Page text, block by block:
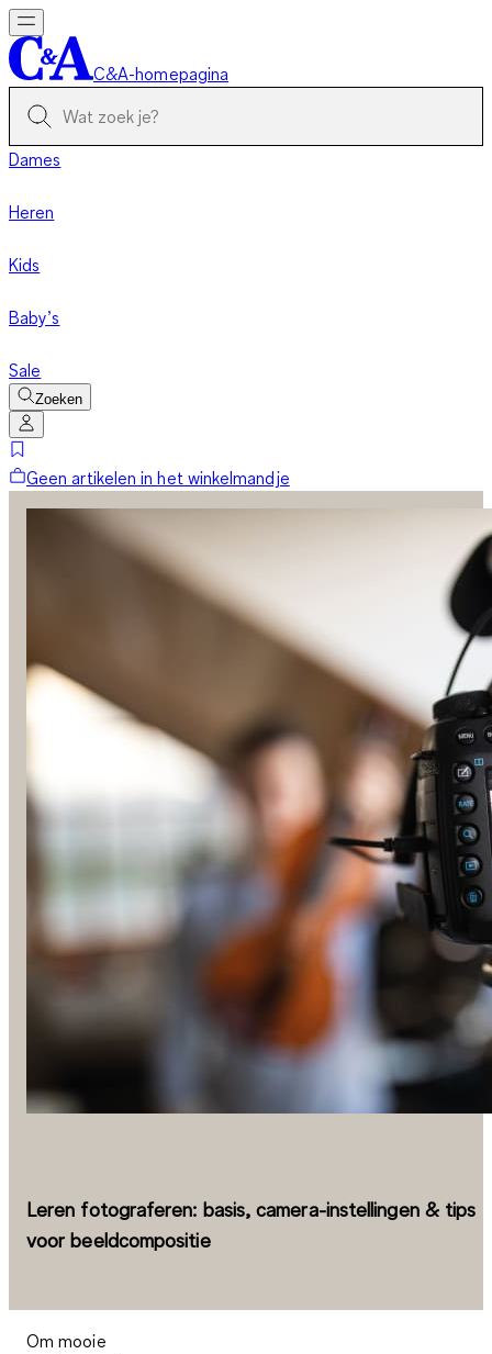
C&A-homepagina
Dames
Heren
Kids
Baby’s
Sale
Zoeken
Geen artikelen in het winkelmandje
Leren fotograferen: basis, camera-instellingen & tips
voor beeldcompositie
Om mooie